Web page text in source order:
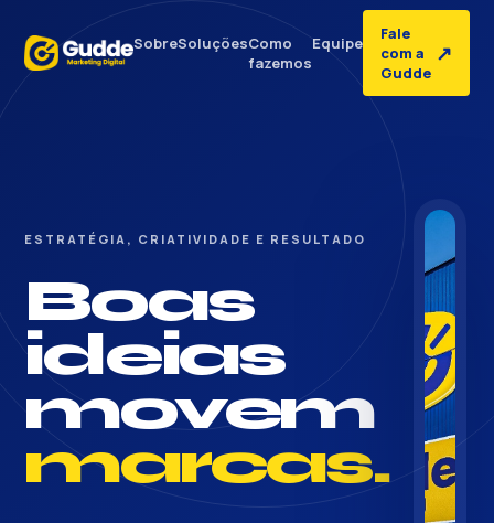
SobreSoluçõesComo
fazemos
Equipe
Fale
com a
Gudde
↗
ESTRATÉGIA, CRIATIVIDADE E RESULTADO
Boas
ideias
movem
marcas.